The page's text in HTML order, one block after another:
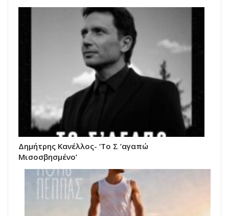
Δημήτρης Κανέλλος- ‘Το Σ ’αγαπώ
Μισοσβησμένο’